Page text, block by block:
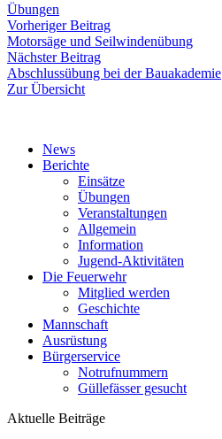
Übungen
Beitragsnavigation
Vorheriger BeitragVorheriger
Beitrag:
Motorsäge und Seilwindenübung
Nächster BeitragNächster
Beitrag:
Abschlussübung bei der Bauakademie
Zur Übersicht
News
Berichte
Einsätze
Übungen
Veranstaltungen
Allgemein
Information
Jugend-Aktivitäten
Die Feuerwehr
Mitglied werden
Geschichte
Mannschaft
Ausrüstung
Bürgerservice
Notrufnummern
Güllefässer gesucht
Aktuelle Beiträge